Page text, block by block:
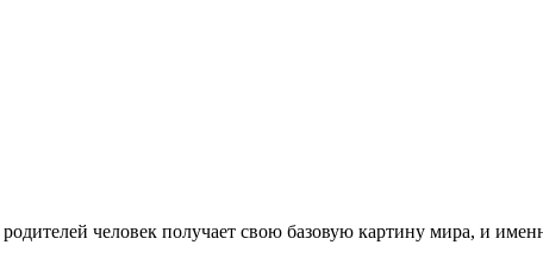
человек получает свою базовую картину мира, и